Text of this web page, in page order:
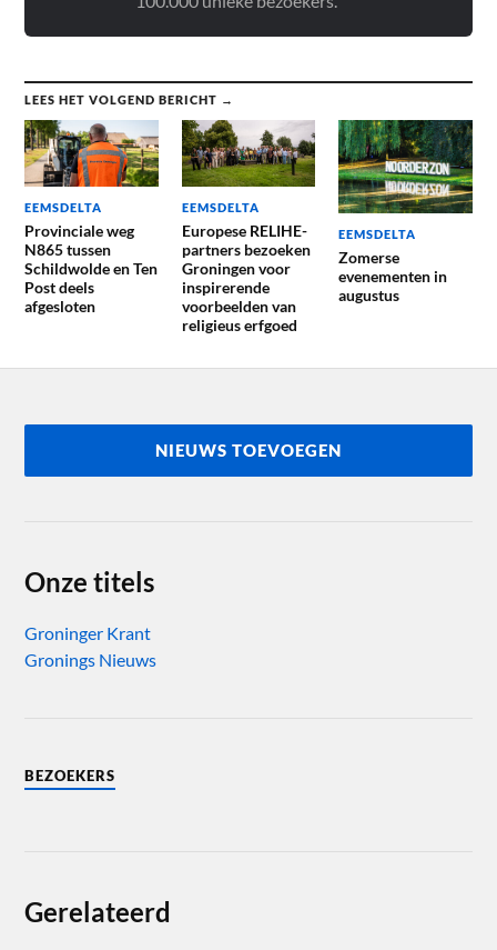
LEES HET VOLGEND BERICHT →
EEMSDELTA
Provinciale weg
N865 tussen
Schildwolde en Ten
Post deels
afgesloten
EEMSDELTA
Europese RELIHE-
partners bezoeken
Groningen voor
inspirerende
voorbeelden van
religieus erfgoed
EEMSDELTA
Zomerse
evenementen in
augustus
NIEUWS TOEVOEGEN
Onze titels
Groninger Krant
Gronings Nieuws
BEZOEKERS
Gerelateerd